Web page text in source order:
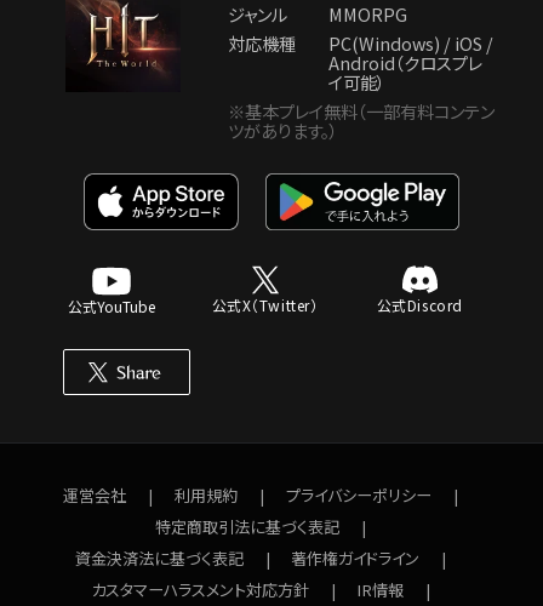
ジャンル
MMORPG
対応機種
PC(Windows) / iOS /
Android（クロスプレ
イ可能）
※基本プレイ無料（一部有料コンテン
ツがあります。）
公式YouTube 公式X（Twitter） 公式Discord
運営会社 利用規約
プライバシーポリシー
特定商取引法に基づく表記
資金決済法に基づく表記
著作権ガイドライン
カスタマーハラスメント対応方針
IR情報